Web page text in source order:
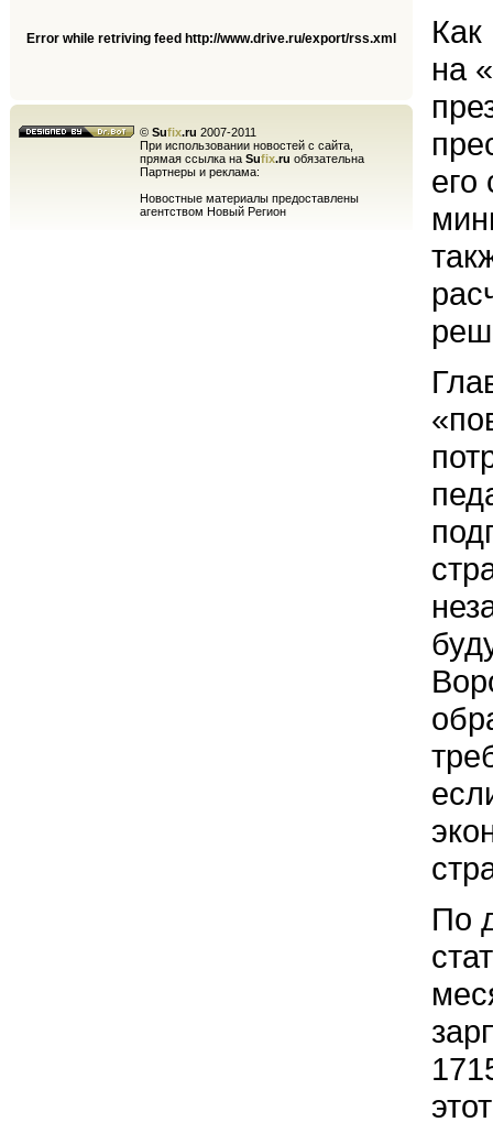
Error while retriving feed http://www.drive.ru/export/rss.xml
© Sufix.ru 2007-2011
При использовании новостей с сайта,
прямая ссылка на Sufix.ru обязательна
Партнеры и реклама:
Новостные материалы предоставлены
агентством Новый Регион
на
По